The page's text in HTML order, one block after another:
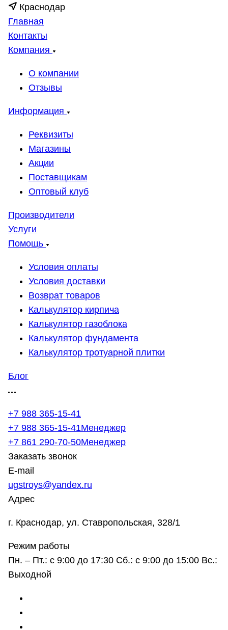
Краснодар
Главная
Контакты
Компания
О компании
Отзывы
Информация
Реквизиты
Магазины
Акции
Поставщикам
Оптовый клуб
Производители
Услуги
Помощь
Условия оплаты
Условия доставки
Возврат товаров
Калькулятор кирпича
Калькулятор газоблока
Калькулятор фундамента
Калькулятор тротуарной плитки
Блог
+7 988 365-15-41
+7 988 365-15-41Менеджер
+7 861 290-70-50Менеджер
Заказать звонок
E-mail
ugstroys@yandex.ru
Адрес
г. Краснодар, ул. Ставропольская, 328/1
Режим работы
Пн. – Пт.: с 9:00 до 17:30 Сб.: с 9:00 до 15:00 Вс.:
Выходной